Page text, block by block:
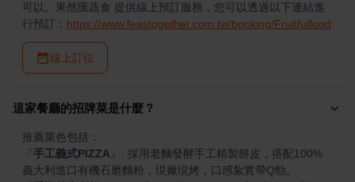
可以。果然匯蔬食 提供線上預訂服務，您可以透過以下連結進
行預訂： https://www.feastogether.com.tw/booking/Fruitfulfood
線上訂位
這家餐廳的招牌菜是什麼？
手工義式PIZZA
: 採用老麵發酵手工精製餅皮，搭配100%